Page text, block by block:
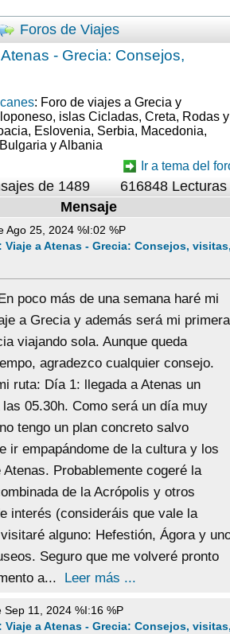
Foros de Viajes
- Grecia: Consejos,
: Foro de viajes a Grecia y
islas Cicladas, Creta, Rodas y
Eslovenia, Serbia, Macedonia,
y Albania
Ir a tema del
de 1489
616848 Lecturas
Mensaje
Ago 25, 2024 %I:02 %P
Viaje a Atenas - Grecia: Consejos,
poco más de una semana haré mi
a Grecia y además será mi primera
viajando sola. Aunque queda
agradezco cualquier consejo.
ruta: Día 1: llegada a Atenas un
las 05.30h. Como será un día muy
tengo un plan concreto salvo
ir empapándome de la cultura y los
Atenas. Probablemente cogeré la
de la Acrópolis y otros
interés (consideráis que vale la
alguno: Hefestión, Ágora y
Seguro que me volveré pronto
a...
Leer más ...
Sep 11, 2024 %I:16 %P
Viaje a Atenas - Grecia: Consejos,